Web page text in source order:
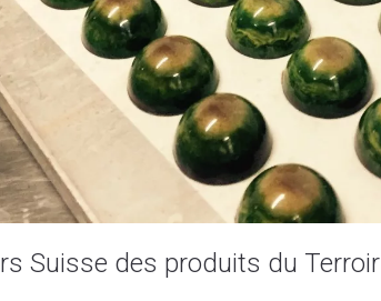
Suisse des produits du Terroir